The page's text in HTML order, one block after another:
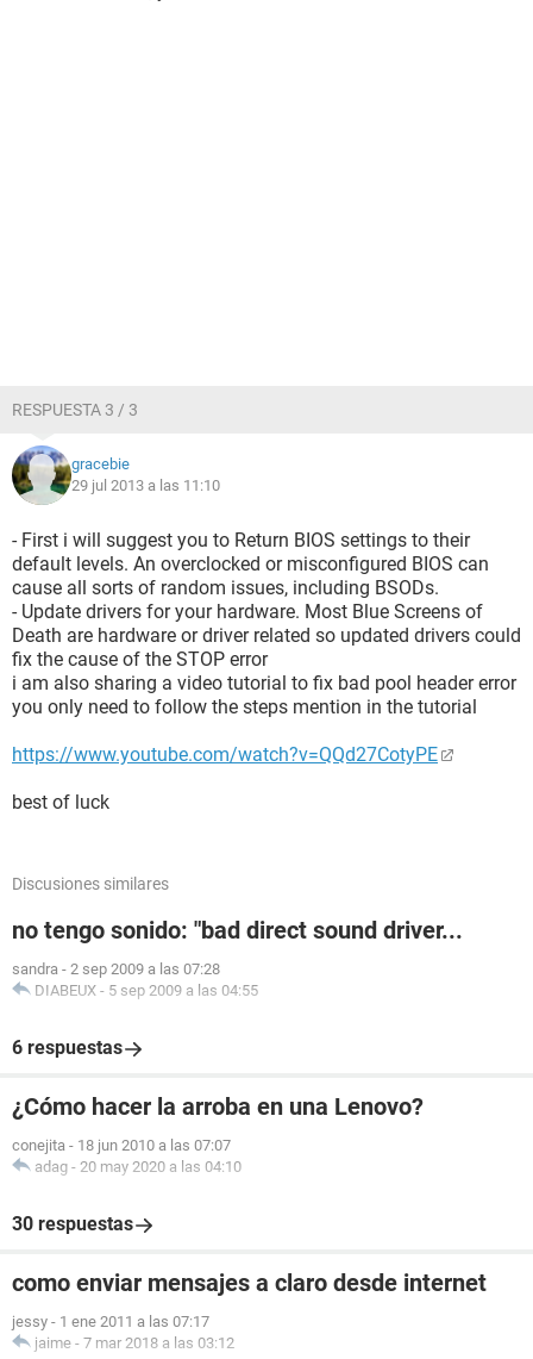
RESPUESTA 3 / 3
gracebie
29 jul 2013 a las 11:10
- First i will suggest you to Return BIOS settings to their
default levels. An overclocked or misconfigured BIOS can
cause all sorts of random issues, including BSODs.
- Update drivers for your hardware. Most Blue Screens of
Death are hardware or driver related so updated drivers could
fix the cause of the STOP error
i am also sharing a video tutorial to fix bad pool header error
you only need to follow the steps mention in the tutorial
https://www.youtube.com/watch?v=QQd27CotyPE
best of luck
Discusiones similares
no tengo sonido: "bad direct sound driver...
sandra - 2 sep 2009 a las 07:28
DIABEUX - 5 sep 2009 a las 04:55
6 respuestas
¿Cómo hacer la arroba en una Lenovo?
conejita - 18 jun 2010 a las 07:07
adag - 20 may 2020 a las 04:10
30 respuestas
como enviar mensajes a claro desde internet
jessy - 1 ene 2011 a las 07:17
jaime - 7 mar 2018 a las 03:12